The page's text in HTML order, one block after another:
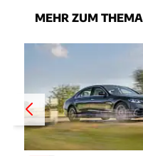
MEHR ZUM